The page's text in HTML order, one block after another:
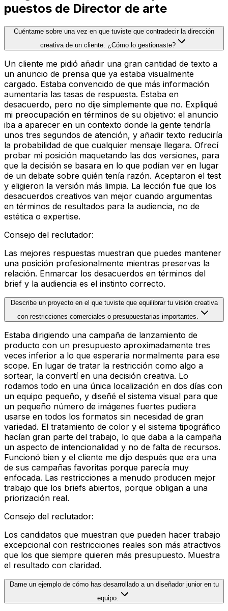
puestos de Director de arte
Cuéntame sobre una vez en que tuviste que contradecir la dirección
creativa de un cliente. ¿Cómo lo gestionaste?
Un cliente me pidió añadir una gran cantidad de texto a
un anuncio de prensa que ya estaba visualmente
cargado. Estaba convencido de que más información
aumentaría las tasas de respuesta. Estaba en
desacuerdo, pero no dije simplemente que no. Expliqué
mi preocupación en términos de su objetivo: el anuncio
iba a aparecer en un contexto donde la gente tendría
unos tres segundos de atención, y añadir texto reduciría
la probabilidad de que cualquier mensaje llegara. Ofrecí
probar mi posición maquetando las dos versiones, para
que la decisión se basara en lo que podían ver en lugar
de un debate sobre quién tenía razón. Aceptaron el test
y eligieron la versión más limpia. La lección fue que los
desacuerdos creativos van mejor cuando argumentas
en términos de resultados para la audiencia, no de
estética o expertise.
Consejo del reclutador:
Las mejores respuestas muestran que puedes mantener
una posición profesionalmente mientras preservas la
relación. Enmarcar los desacuerdos en términos del
brief y la audiencia es el instinto correcto.
Describe un proyecto en el que tuviste que equilibrar tu visión creativa
con restricciones comerciales o presupuestarias importantes.
Estaba dirigiendo una campaña de lanzamiento de
producto con un presupuesto aproximadamente tres
veces inferior a lo que esperaría normalmente para ese
scope. En lugar de tratar la restricción como algo a
sortear, la convertí en una decisión creativa. Lo
rodamos todo en una única localización en dos días con
un equipo pequeño, y diseñé el sistema visual para que
un pequeño número de imágenes fuertes pudiera
usarse en todos los formatos sin necesidad de gran
variedad. El tratamiento de color y el sistema tipográfico
hacían gran parte del trabajo, lo que daba a la campaña
un aspecto de intencionalidad y no de falta de recursos.
Funcionó bien y el cliente me dijo después que era una
de sus campañas favoritas porque parecía muy
enfocada. Las restricciones a menudo producen mejor
trabajo que los briefs abiertos, porque obligan a una
priorización real.
Consejo del reclutador:
Los candidatos que muestran que pueden hacer trabajo
excepcional con restricciones reales son más atractivos
que los que siempre quieren más presupuesto. Muestra
el resultado con claridad.
Dame un ejemplo de cómo has desarrollado a un diseñador junior en tu
equipo.